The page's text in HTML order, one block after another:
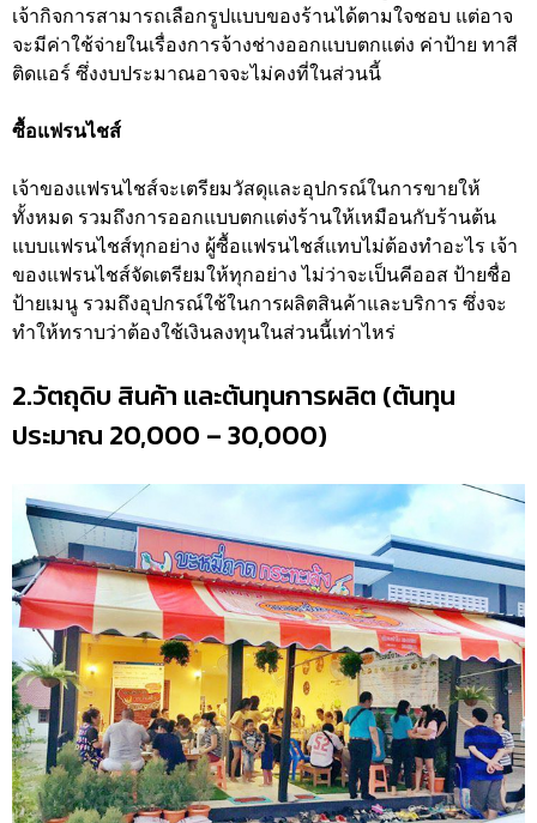
เจ้ากิจการสามารถเลือกรูปแบบของร้านได้ตามใจชอบ แต่อาจ
จะมีค่าใช้จ่ายในเรื่องการจ้างช่างออกแบบตกแต่ง ค่าป้าย ทาสี
ติดแอร์ ซึ่งงบประมาณอาจจะไม่คงที่ในส่วนนี้
ซื้อแฟรนไชส์
เจ้าของแฟรนไชส์จะเตรียมวัสดุและอุปกรณ์ในการขายให้
ทั้งหมด รวมถึงการออกแบบตกแต่งร้านให้เหมือนกับร้านต้น
แบบแฟรนไชส์ทุกอย่าง ผู้ซื้อแฟรนไชส์แทบไม่ต้องทำอะไร เจ้า
ของแฟรนไชส์จัดเตรียมให้ทุกอย่าง ไม่ว่าจะเป็นคีออส ป้ายชื่อ
ป้ายเมนู รวมถึงอุปกรณ์ใช้ในการผลิตสินค้าและบริการ ซึ่งจะ
ทำให้ทราบว่าต้องใช้เงินลงทุนในส่วนนี้เท่าไหร่
2.วัตถุดิบ สินค้า และต้นทุนการผลิต (ต้นทุน
ประมาณ 20,000 – 30,000)